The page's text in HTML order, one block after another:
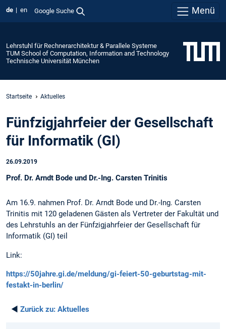
de en Google Suche Menü
Lehrstuhl für Rechnerarchitektur & Parallele Systeme
TUM School of Computation, Information and Technology
Technische Universität München
Startseite Aktuelles
Fünfzigjahrfeier der Gesellschaft
für Informatik (GI)
26.09.2019
Prof. Dr. Arndt Bode und Dr.-Ing. Carsten Trinitis
Am 16.9. nahmen Prof. Dr. Arndt Bode und Dr.-Ing. Carsten
Trinitis mit 120 geladenen Gästen als Vertreter der Fakultät und
des Lehrstuhls an der Fünfzigjahrfeier der Gesellschaft für
Informatik (GI) teil
Link:
https://50jahre.gi.de/meldung/gi-feiert-50-geburtstag-mit-
festakt-in-berlin/
◄ Zurück zu: Aktuelles